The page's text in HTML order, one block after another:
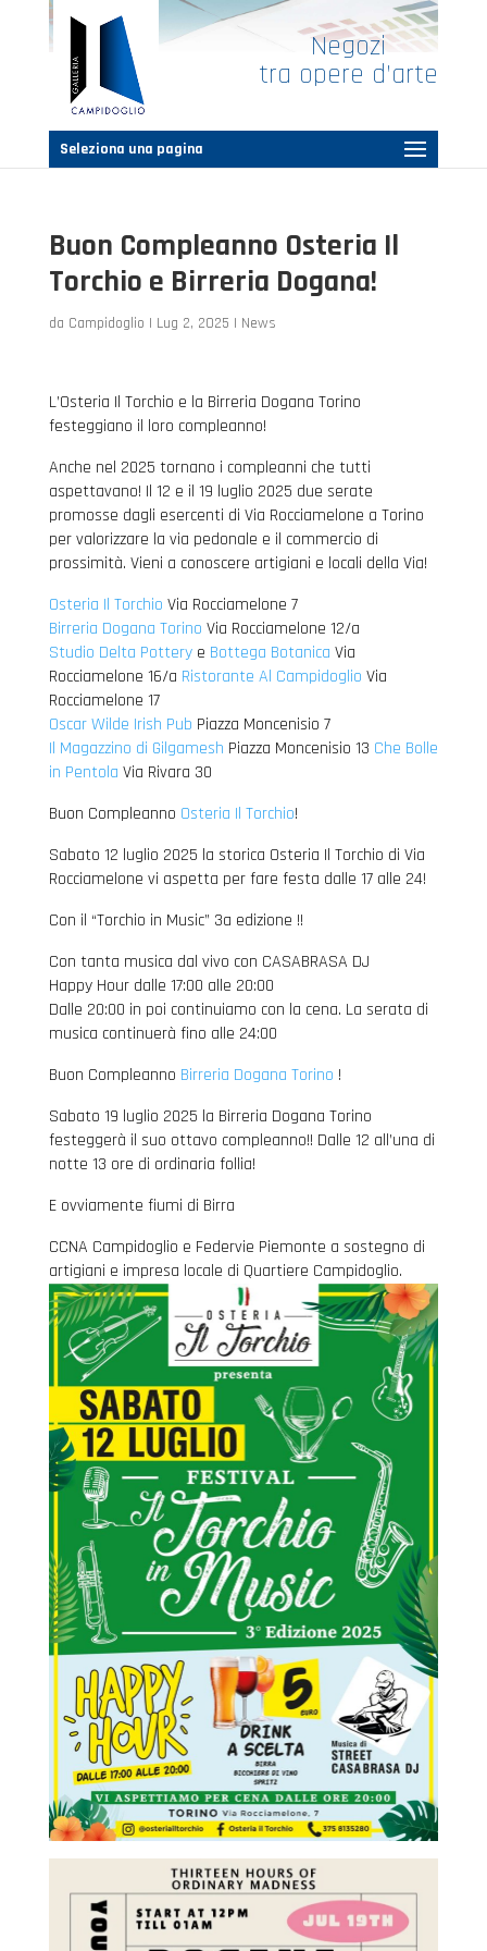
Negozi
tra opere d’arte
Seleziona una pagina
Buon Compleanno Osteria Il
Torchio e Birreria Dogana!
da Campidoglio | Lug 2, 2025 | News
L’Osteria Il Torchio e la Birreria Dogana Torino
festeggiano il loro compleanno!
Anche nel 2025 tornano i compleanni che tutti
aspettavano! Il 12 e il 19 luglio 2025 due serate
promosse dagli esercenti di Via Rocciamelone a Torino
per valorizzare la via pedonale e il commercio di
prossimità. Vieni a conoscere artigiani e locali della Via!
Osteria Il Torchio Via Rocciamelone 7
Birreria Dogana Torino Via Rocciamelone 12/a
Studio Delta Potterye Bottega Botanica Via
Rocciamelone 16/a Ristorante Al Campidoglio Via
Rocciamelone 17
Oscar Wilde Irish Pub Piazza Moncenisio 7
Il Magazzino di Gilgamesh Piazza Moncenisio 13 Che Bolle
in Pentola Via Rivara 30
Buon Compleanno Osteria Il Torchio!
Sabato 12 luglio 2025 la storica Osteria Il Torchio di Via
Rocciamelone vi aspetta per fare festa dalle 17 alle 24!
Con il “Torchio in Music” 3a edizione !!
Con tanta musica dal vivo con CASABRASA DJ
Happy Hour dalle 17:00 alle 20:00
Dalle 20:00 in poi continuiamo con la cena. La serata di
musica continuerà fino alle 24:00
Buon Compleanno Birreria Dogana Torino !
Sabato 19 luglio 2025 la Birreria Dogana Torino
festeggerà il suo ottavo compleanno!! Dalle 12 all’una di
notte 13 ore di ordinaria follia!
E ovviamente fiumi di Birra
CCNA Campidoglio e Federvie Piemonte a sostegno di
artigiani e impresa locale di Quartiere Campidoglio.